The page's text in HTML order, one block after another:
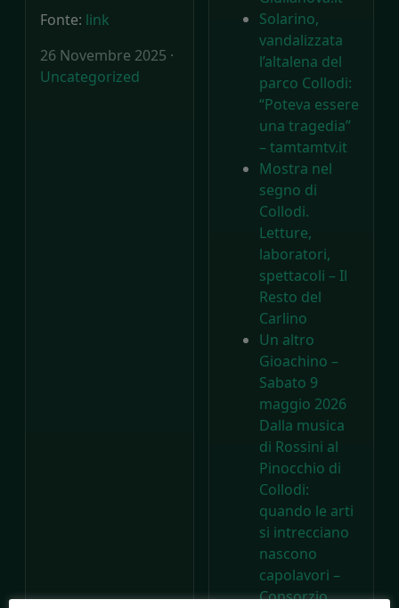
Fonte: link
26 Novembre 2025 ·
Uncategorized
Solarino,
vandalizzata
l’altalena del
parco Collodi:
“Poteva essere
una tragedia”
– tamtamtv.it
Mostra nel
segno di
Collodi.
Letture,
laboratori,
spettacoli – Il
Resto del
Carlino
Un altro
Gioachino –
Sabato 9
maggio 2026
Dalla musica
di Rossini al
Pinocchio di
Collodi:
quando le arti
si intrecciano
nascono
capolavori –
Consorzio